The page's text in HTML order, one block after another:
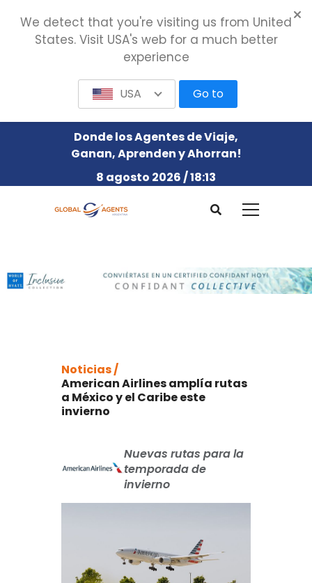
Donde los Agentes de Viaje,
Ganan, Aprenden y Ahorran!
8 agosto 2026 / 18:13
Noticias /
American Airlines amplía rutas
a México y el Caribe este
invierno
Nuevas rutas para la
temporada de
invierno
We detect that you're visiting us from United
States. Visit USA's web for a much better
experience
USA Go to